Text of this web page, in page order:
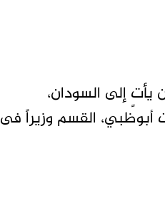
يأتٍ إلى السودان،
أبوظبي، القسم وزيراً فى